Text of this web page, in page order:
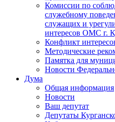
Комиссии по
служебному
служащих и
интересов ОМС г.
Конфликт
Методические
Памятка для
Новости
Дума
Общая информация
Новости
Ваш депутат
Депутаты